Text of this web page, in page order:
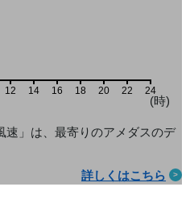
12 14 16 18 20 22 24
(時)
速」は、最寄りのアメダスのデ
詳しくはこちら